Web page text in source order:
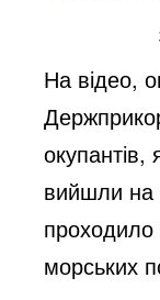
На відео,
окупантів,
вийшли на
проходило
морських